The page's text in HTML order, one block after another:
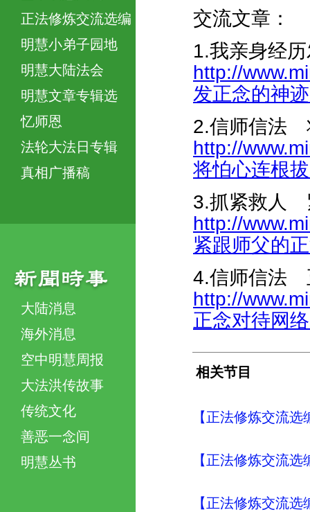
正法修炼交流选编
明慧小弟子园地
明慧大陆法会
明慧文章专辑选
忆师恩
法轮大法日专辑
真相广播稿
大陆消息
海外消息
空中明慧周报
大法洪传故事
传统文化
善恶一念间
明慧丛书
交流文章：
1.我亲身经
http://
发正念的神
2.信师信法
http://
将怕心连根
3.抓紧救人
http://
紧跟师父的
4.信师信法
http://
正念对待网
相关节目
【正法修炼交流
【正法修炼交流
【正法修炼交流